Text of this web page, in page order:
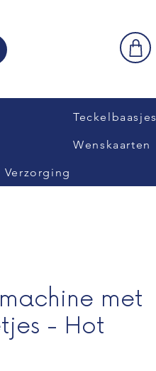
Teckelbaasjes
Wenskaarten
Verzorging
met
- Hot